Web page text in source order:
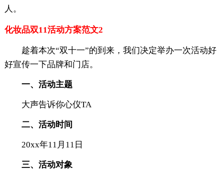
人。
化妆品双11活动方案范文2
趁着本次“双十一”的到来，我们决定举办一次活动好
好宣传一下品牌和门店。
一、活动主题
大声告诉你心仪TA
二、活动时间
20xx年11月11日
三、活动对象